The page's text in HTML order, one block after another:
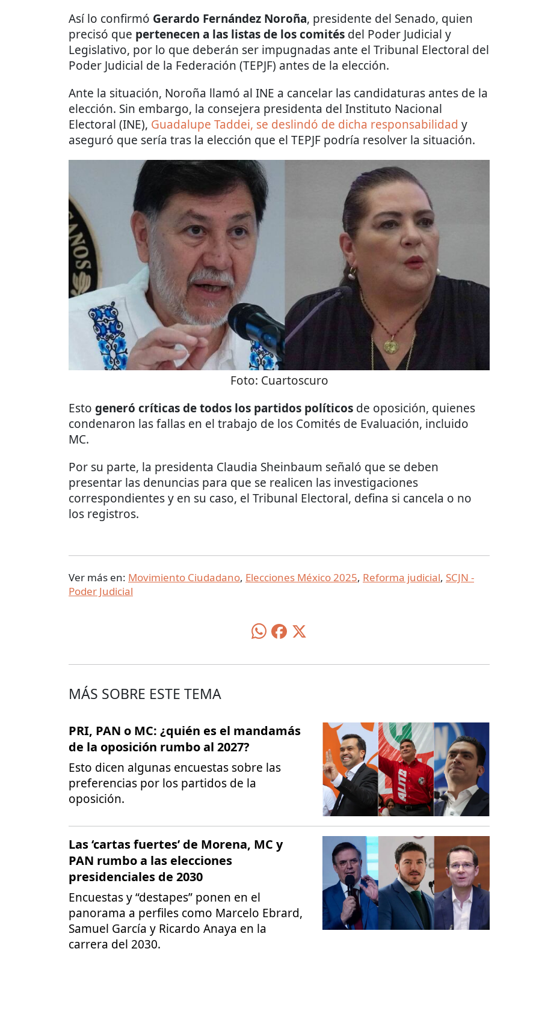
Así lo confirmó Gerardo Fernández Noroña, presidente del Senado, quien
precisó que pertenecen a las listas de los comités del Poder Judicial y
Legislativo, por lo que deberán ser impugnadas ante el Tribunal Electoral del
Poder Judicial de la Federación (TEPJF) antes de la elección.
Ante la situación, Noroña llamó al INE a cancelar las candidaturas antes de la
elección. Sin embargo, la consejera presidenta del Instituto Nacional
Electoral (INE), Guadalupe Taddei, se deslindó de dicha responsabilidad y
aseguró que sería tras la elección que el TEPJF podría resolver la situación.
Foto: Cuartoscuro
Esto generó críticas de todos los partidos políticos de oposición, quienes
condenaron las fallas en el trabajo de los Comités de Evaluación, incluido
MC.
Por su parte, la presidenta Claudia Sheinbaum señaló que se deben
presentar las denuncias para que se realicen las investigaciones
correspondientes y en su caso, el Tribunal Electoral, defina si cancela o no
los registros.
Ver más en: Movimiento Ciudadano, Elecciones México 2025, Reforma judicial, SCJN -
Poder Judicial
MÁS SOBRE ESTE TEMA
PRI, PAN o MC: ¿quién es el mandamás
de la oposición rumbo al 2027?
Esto dicen algunas encuestas sobre las
preferencias por los partidos de la
oposición.
Las ‘cartas fuertes’ de Morena, MC y
PAN rumbo a las elecciones
presidenciales de 2030
Encuestas y “destapes” ponen en el
panorama a perfiles como Marcelo Ebrard,
Samuel García y Ricardo Anaya en la
carrera del 2030.